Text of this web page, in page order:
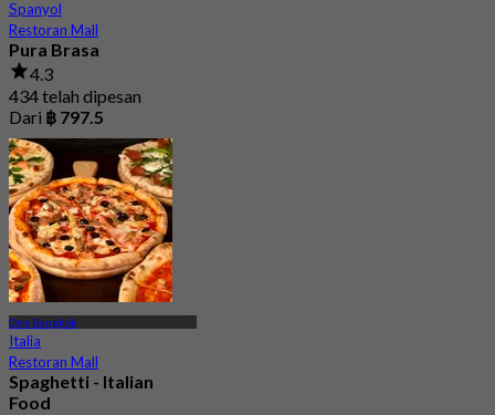
Spanyol
Restoran Mall
Pura Brasa
4.3
434 telah dipesan
Dari ฿ 797.5
One Bangkok
Italia
Restoran Mall
Spaghetti - Italian
Food